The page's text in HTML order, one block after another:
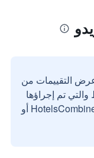
التقييمات من
تم إجراؤها
بواسطة مستخدمين حقيقيين مع HotelsCombined أو